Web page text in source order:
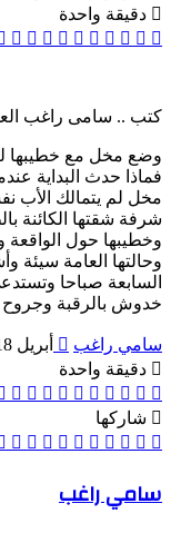
دقيقة واحدة
‫X
بينتيريست‫Pocket
واتساب
تيلقرامڤايبر
كتب .. سامى راغب
وضع مخل مع خطيبها لم
فماذا حدث البداية
مخل لم يتمالك الأب
شرفة شقتها الكائنة
وخطيبها حول
وحالتها العامة
السابعة صباحا
خدوش بالرقبة وجروح
سامي راغب
أرسل
أبريل 18, 2024
دقيقة واحدة
‫X
بينتيريست‫Pocket
واتساب
تيلقرامڤايبر
شاركها
‫X
بينتيريست
Odnoklassniki
‫Pocket
مشاركة
سامي راغب